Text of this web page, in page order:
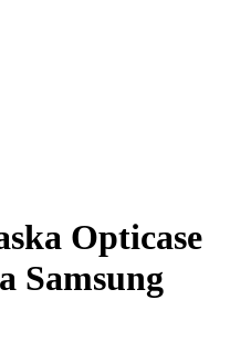
Opticase
Samsung